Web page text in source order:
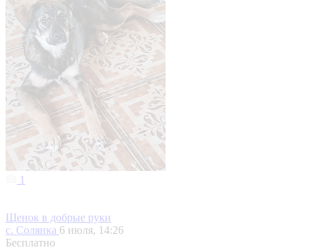
1
Щенок в добрые руки
с. Солянка 6 июля, 14:26
Бесплатно